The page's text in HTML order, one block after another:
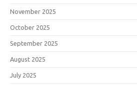
November 2025
October 2025
September 2025
August 2025
July 2025